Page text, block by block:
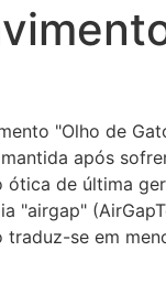
"Olho de
após
de última
"airgap"
se em